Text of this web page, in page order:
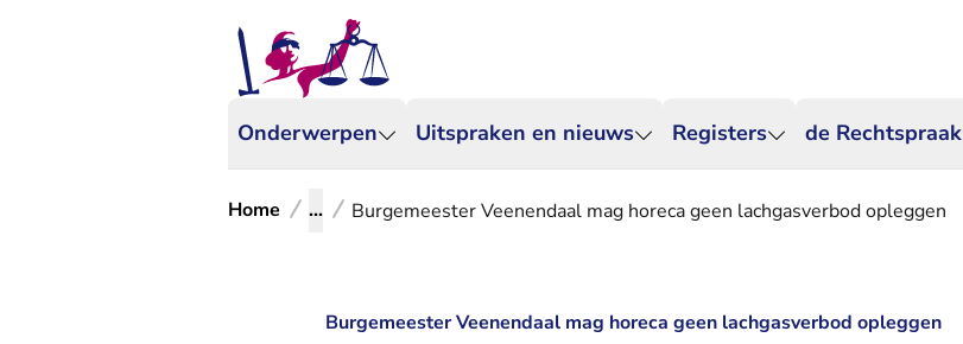
Onderwerpen Uitspraken en nieuws Registers de Rechtspraak
Home ... Burgemeester Veenendaal mag horeca geen lachgasverbod opleggen
Burgemeester Veenendaal mag horeca geen lachgasverbod opleggen